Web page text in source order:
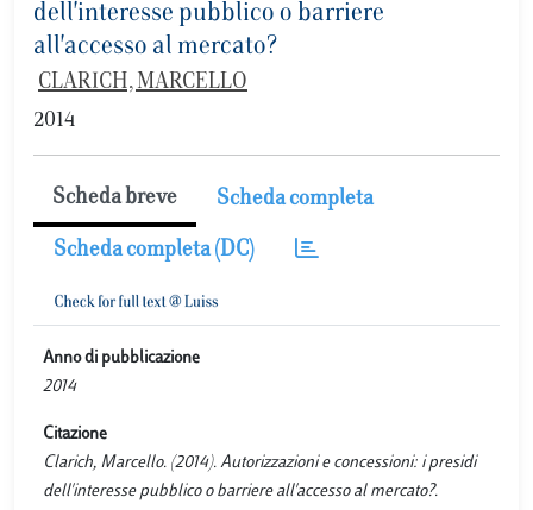
dell'interesse pubblico o barriere
all'accesso al mercato?
CLARICH, MARCELLO
2014
Scheda breve Scheda completa
Scheda completa (DC)
Anno di pubblicazione
2014
Citazione
Clarich, Marcello. (2014). Autorizzazioni e concessioni: i presidi
dell'interesse pubblico o barriere all'accesso al mercato?.